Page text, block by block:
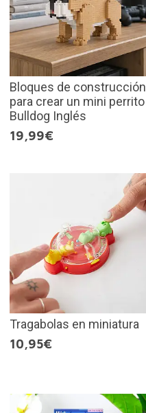
Bloques de construcción
para crear un mini perrito
Bulldog Inglés
19,99€
Tragabolas en miniatura
10,95€